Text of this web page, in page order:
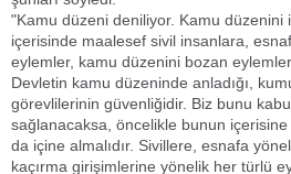
"Kamu düzeni deniliyor. Kamu düzenini
içerisinde maalesef sivil insanlara,
eylemler, kamu düzenini bozan
Devletin kamu düzeninde anladığı,
görevlilerinin güvenliğidir. Biz bunu
sağlanacaksa, öncelikle bunun içerisine
da içine almalıdır. Sivillere, esnafa
kaçırma girişimlerine yönelik her türlü